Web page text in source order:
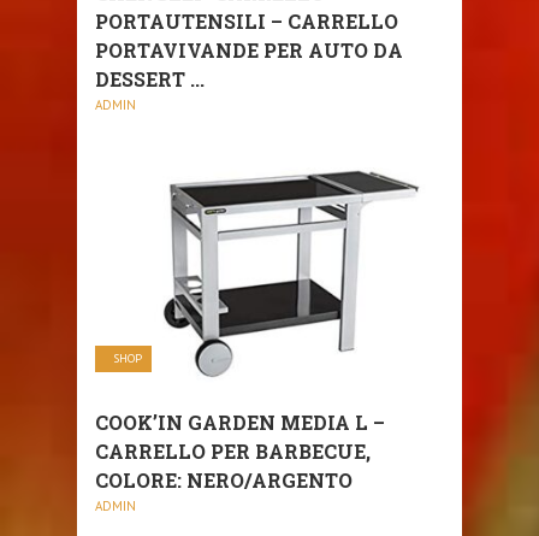
PORTAUTENSILI – CARRELLO
PORTAVIVANDE PER AUTO DA
DESSERT ...
ADMIN
SHOP
COOK’IN GARDEN MEDIA L –
CARRELLO PER BARBECUE,
COLORE: NERO/ARGENTO
ADMIN